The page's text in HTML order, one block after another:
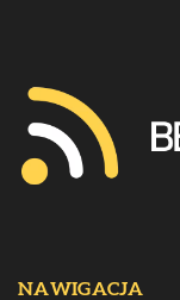
NAWIGACJA